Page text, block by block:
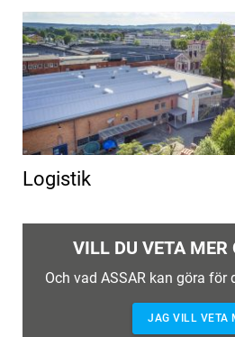
Logistik
VILL DU VETA MER
Och vad ASSAR kan göra
JAG VILL VETA